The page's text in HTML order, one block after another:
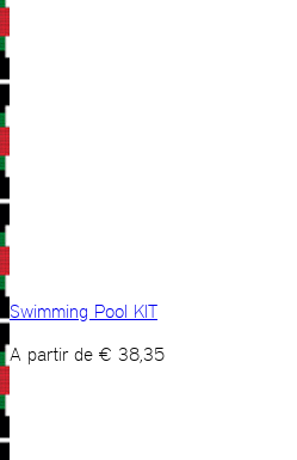
Swimming Pool KIT
A partir de € 38,35